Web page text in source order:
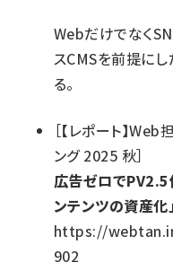
Webだけでなく
スCMSを前提に
る。
［【レポート】
ング 2025 秋］
広告ゼロでPV2.5
ンテンツの資産化
https://
902